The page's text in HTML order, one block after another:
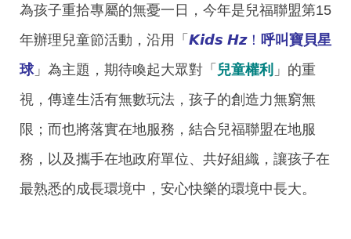
為孩子重拾專屬的無憂一日，今年是兒福聯盟第15
年辦理兒童節活動，沿用「 𝙆𝙞𝙙𝙨 𝙃𝙯！ 呼叫寶貝星
球」為主題，期待喚起大眾對「 兒童權利 」的重
視，傳達生活有無數玩法，孩子的創造力無窮無
限；而也將落實在地服務，結合兒福聯盟在地服
務，以及攜手在地政府單位、共好組織，讓孩子在
最熟悉的成長環境中，安心快樂的環境中長大。